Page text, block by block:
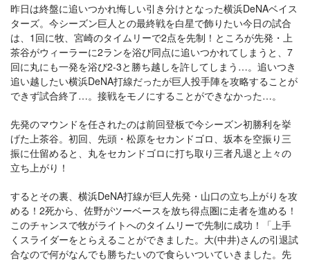
昨日は終盤に追いつかれ悔しい引き分けとなった横浜DeNAベイス
ターズ。今シーズン巨人との最終戦を白星で飾りたい今日の試合
は、1回に牧、宮崎のタイムリーで2点を先制！ところが先発・上
茶谷がウィーラーに2ランを浴び同点に追いつかれてしまうと、7
回に丸にも一発を浴び2-3と勝ち越しを許してしまう…。追いつき
追い越したい横浜DeNA打線だったが巨人投手陣を攻略することが
できず試合終了…。接戦をモノにすることができなかった…。
先発のマウンドを任されたのは前回登板で今シーズン初勝利を挙
げた上茶谷。初回、先頭・松原をセカンドゴロ、坂本を空振り三
振に仕留めると、丸をセカンドゴロに打ち取り三者凡退と上々の
立ち上がり！
するとその裏、横浜DeNA打線が巨人先発・山口の立ち上がりを攻
める！2死から、佐野がツーベースを放ち得点圏に走者を進める！
このチャンスで牧がライトへのタイムリーで先制に成功！「上手
くスライダーをとらえることができました。大(中井)さんの引退試
合なので何がなんでも勝ちたいので食らいついていきました。先